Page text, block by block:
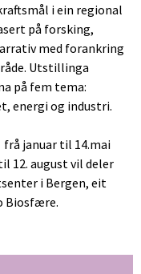
i ein regional
på forsking,
med forankring
Utstillinga
på fem tema:
energi og industri.
januar til 14.mai
12. august vil deler
i Bergen, eit
Biosfære.